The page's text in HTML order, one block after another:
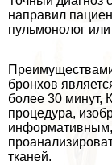
направил
пульмонолог или
бронхов
более 30 минут,
процедypa,
тканей.